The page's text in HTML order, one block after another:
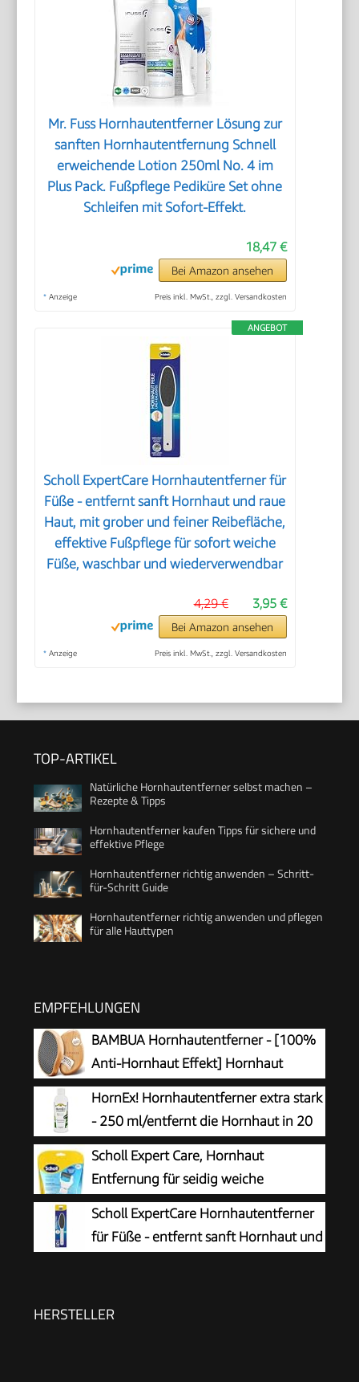
Mr. Fuss Hornhautentferner Lösung zur
sanften Hornhautentfernung Schnell
erweichende Lotion 250ml No. 4 im
Plus Pack. Fußpflege Pediküre Set ohne
Schleifen mit Sofort-Effekt.
18,47 €
Bei Amazon ansehen
* Anzeige Preis inkl. MwSt., zzgl. Versandkosten
ANGEBOT
Scholl ExpertCare Hornhautentferner für
Füße - entfernt sanft Hornhaut und raue
Haut, mit grober und feiner Reibefläche,
effektive Fußpflege für sofort weiche
Füße, waschbar und wiederverwendbar
3,95 €
4,29 €
Bei Amazon ansehen
* Anzeige Preis inkl. MwSt., zzgl. Versandkosten
TOP-ARTIKEL
Natürliche Hornhautentferner selbst machen –
Rezepte & Tipps
Hornhautentferner kaufen Tipps für sichere und
effektive Pflege
Hornhautentferner richtig anwenden – Schritt-
für-Schritt Guide
Hornhautentferner richtig anwenden und pflegen
für alle Hauttypen
EMPFEHLUNGEN
BAMBUA Hornhautentferner - [100%
Anti-Hornhaut Effekt] Hornhaut
Entfernen Fuß - Zur Fußpflege für
schöne Füße - Effektives Nano Glas -
Professionelle Pediküre - Premium Bimsstein
Fußpflege (Schwarz)
HornEx! Hornhautentferner extra stark
- 250 ml/entfernt die Hornhaut in 20
Minuten
Scholl Expert Care, Hornhaut
Entfernung für seidig weiche
Füße,elektrischer Hornhautentferner
schnell & Mühelos (mit
Meeresmineralien Rolle für präzise Ergebnisse,1
Scholl ExpertCare Hornhautentferner
für Füße - entfernt sanft Hornhaut und
weiche Füße, waschbar und wiederverwendbar
HERSTELLER